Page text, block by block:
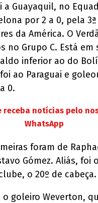
a Guayaquil, no
por 2 a 0, pela
da América. O
no Grupo C. Está em
inferior ao do
ao Paraguai e
0.
receba notícias pelo
WhatsApp
foram de
Gómez. Aliás, foi
o 20º de cabeça.
o goleiro Weverton,